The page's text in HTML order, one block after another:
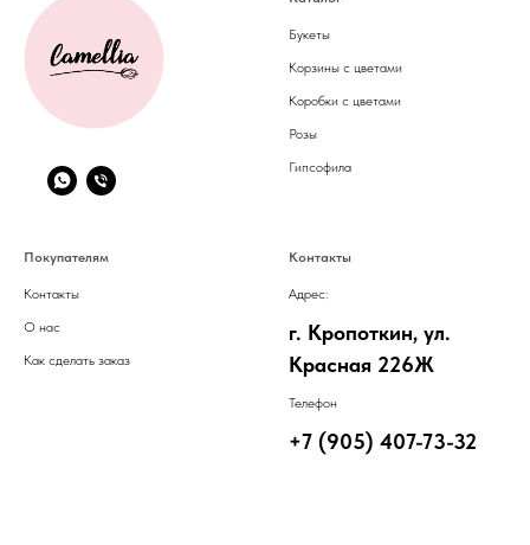
Букеты
Корзины с цветами
Коробки с цветами
Розы
Гипсофила
Покупателям
Контакты
О нас
Как сделать заказ
Контакты
Адрес:
г. Кропоткин, ул.
Красная 226Ж
Телефон
+7 (905) 407-73-32